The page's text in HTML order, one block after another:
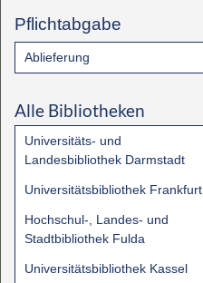
Pflichtabgabe
Ablieferung
Alle Bibliotheken
Universitäts- und
Landesbibliothek Darmstadt
Universitätsbibliothek Frankfurt
Hochschul-, Landes- und
Stadtbibliothek Fulda
Universitätsbibliothek Kassel